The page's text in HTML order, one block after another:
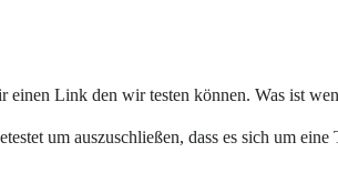
einen Link den wir testen können. Was ist
um auszuschließen, dass es sich um